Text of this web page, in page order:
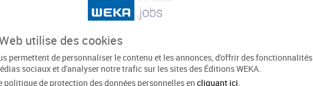
utilise des cookies
permettent de personnaliser le contenu et les annonces, d'offrir des fonctionnalités
sociaux et d'analyser notre trafic sur les sites des Éditions WEKA.
politique de protection des données personnelles en cliquant ici
et d’information des
- Afile 77 de Melun